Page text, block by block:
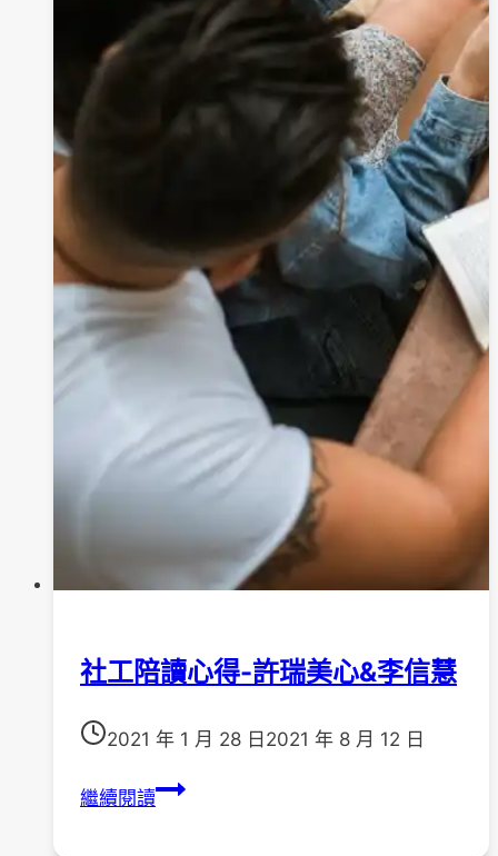
社工陪讀心得-許瑞美心&李信慧
2021 年 1 月 28 日 2021 年 8 月 12 日
繼續閱讀社